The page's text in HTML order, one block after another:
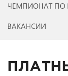
ЧЕМПИОНАТ ПО
ВАКАНСИИ